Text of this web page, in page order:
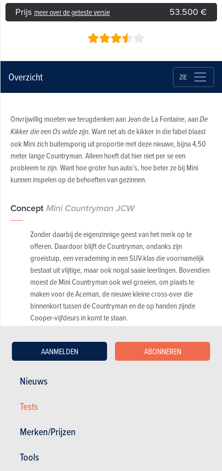
Nieuws
Tests
Merken/Prijzen
Tools
AANMELDEN ABONNEREN
Prijs meer over de geteste versie 53.500 €
Overzicht ZIE
Onvrijwillig moeten we terugdenken aan Jean de La Fontaine, aanDe
Kikker die een Os wilde zijn. Want net als de kikker in die fabel blaast
ook Mini zich buitensporig uit proportie met deze nieuwe, bijna 4,50
meter lange Countryman. Alleen hoeft dat hier niet per se een
probleem te zijn. Want hoe groter hun auto’s, hoe beter ze bij Mini
kunnen inspelen op de behoeften van gezinnen.
ConceptMini Countryman JCW
Zonder daarbij de eigenzinnige geest van het merk op te
offeren. Daardoor blijft de Countryman, ondanks zijn
groeistuip, een verademing in een SUV-klas die voornamelijk
bestaat uit vlijtige, maar ook nogal saaie leerlingen. Bovendien
moest de Mini Countryman ook wel groeien, om plaats te
maken voor de Aceman, de nieuwe kleine cross-over die
binnenkort tussen de Countryman en de op handen zijnde
Cooper-vijfdeurs in komt te staan.
Design Mini Countryman JCW
ziet het lijnenspel er vloeiender uit. Gladder ook. Weinig tot
de geïntegreerde handgrepen toe. Zelfs onze John Cooper
Het doet de Countryman dan misschien wat braver ogen dan
de plaats: de meest aerodynamische Countryman, de